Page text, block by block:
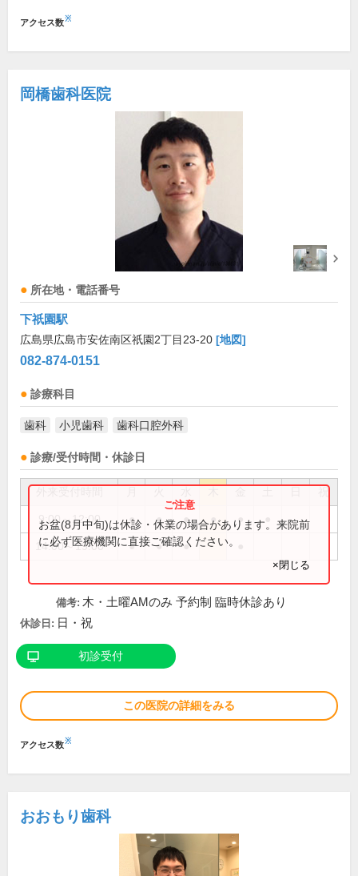
アクセス数※
岡橋歯科医院
所在地・電話番号
下祇園駅
広島県広島市安佐南区祇園2丁目23-20 [地図]
082-874-0151
診療科目
歯科 小児歯科 歯科口腔外科
診療/受付時間・休診日
祝
9:00～12:00 ● ● ● ● ●
14:00～19:00 ● ● ●
お盆(8月中旬)は休診・休業の場合があります。来院前
に必ず医療機関に直接ご確認ください。
×閉じる
備考: 木・土曜AMのみ 予約制 臨時休診あり
休診日: 日・祝
初診受付
この医院の詳細をみる
アクセス数※
おおもり歯科